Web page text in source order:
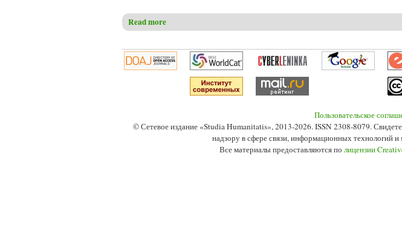
Read more
Пользовательское
© Сетевое издание «Studia Humanitatis», 2013-2026. ISSN 2308-8079.
надзору в сфере связи, информационных технологий
Все материалы предоставляются по лицензии